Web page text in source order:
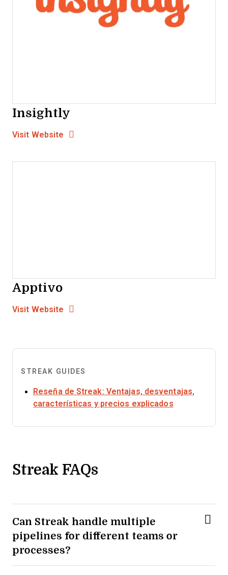
Insightly
Visit Website Opens New Window
Apptivo
Visit Website Opens New Window
STREAK GUIDES
Reseña de Streak: Ventajas, desventajas,
características y precios explicadosOpens new
Streak FAQs
Can Streak handle multiple
pipelines for different teams or
processes?